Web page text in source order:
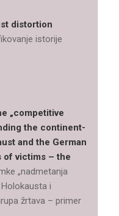
distortion
istorije
„competitive
the continent-
and the German
of victims – the
„nadmetanja
i
žrtava – primer